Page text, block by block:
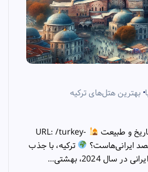
بهترین هتل‌های ترکیه
و طبیعت
URL: /turkey-
ترکیه، با جذب